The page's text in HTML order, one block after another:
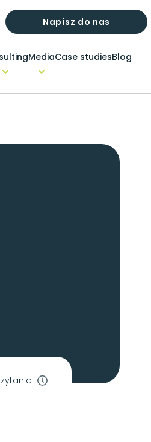
Napisz do nas
MediaCase studiesBlog